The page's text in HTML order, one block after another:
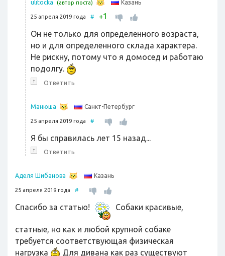
ulitocka (автор поста) Казань
25 апреля 2019 года # +1
Он не только для определенного возраста,
но и для определенного склада характера.
Не рискну, потому что я домосед и работаю
подолгу.
↑ Ответить
Манюша Санкт-Петербург
25 апреля 2019 года #
Я бы справилась лет 15 назад...
↑ Ответить
Аделя Шибанова Казань
25 апреля 2019 года #
Спасибо за статью! Собаки красивые,
статные, но как и любой крупной собаке
требуется соответствующая физическая
нагрузка
Для дивана как раз существуют